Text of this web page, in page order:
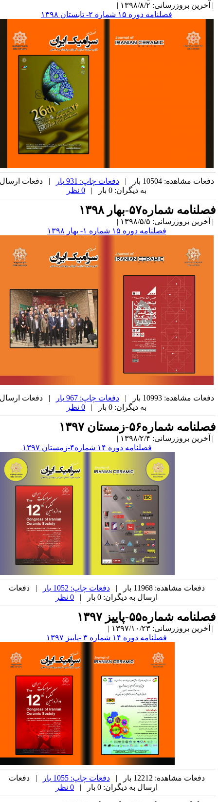
بروزرسانی: ۱۳۹۸/۸/۲ |
فصلنامه دوره ۱۵ شماره ۲- تابستان ۱۳۹۸
مشاهده: 10504 بار | دفعات چاپ: 931 بار
| دفعات ارسال
به دیگران: 0 بار |
شماره۵۷-بهار ۱۳۹۸
بروزرسانی: ۱۳۹۸/۵/۵ |
فصلنامه دوره ۱۵ شماره ۱- بهار ۱۳۹۸
مشاهده: 10993 بار | دفعات چاپ: 967 بار
| دفعات ارسال
به دیگران: 0 بار |
شماره۵۶-زمستان ۱۳۹۷
بروزرسانی: ۱۳۹۸/۲/۴ |
فصلنامه دوره ۱۴ شماره۴-زمستان ۱۳۹۷
دفعات مشاهده: 11968 بار | دفعات چاپ: 1052 بار
| دفعات
ارسال به دیگران: 0 بار |
شماره۵۵-پاییز ۱۳۹۷
بروزرسانی: ۱۳۹۷/۱۰/۲۳ |
فصلنامه دوره ۱۴ شماره ۳ -پاییز ۱۳۹۷
دفعات مشاهده: 12212 بار | دفعات چاپ: 1055 بار
| دفعات
ارسال به دیگران: 0 بار |